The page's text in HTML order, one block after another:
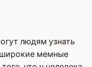
людям узнать
широкие мемные